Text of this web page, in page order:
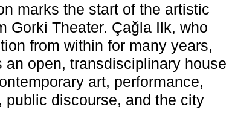
marks the start of the artistic
Gorki Theater. Çağla Ilk, who
from within for many years,
an open, transdisciplinary house
art, performance,
public discourse, and the city